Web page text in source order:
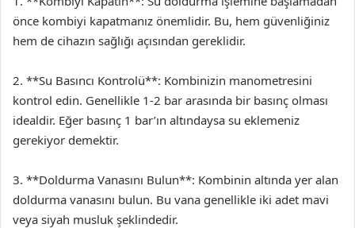
önce kombiyi kapatmanız önemlidir. Bu, hem güvenliğiniz
hem de cihazın sağlığı açısından gereklidir.
2. **Su Basıncı Kontrolü**: Kombinizin manometresini
kontrol edin. Genellikle 1-2 bar arasında bir basınç olması
idealdir. Eğer basınç 1 bar’ın altındaysa su eklemeniz
gerekiyor demektir.
3. **Doldurma Vanasını Bulun**: Kombinin altında yer alan
doldurma vanasını bulun. Bu vana genellikle iki adet mavi
veya siyah musluk şeklindedir.